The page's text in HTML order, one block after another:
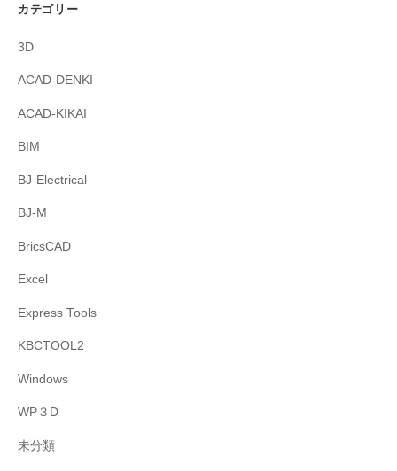
カテゴリー
3D
ACAD-DENKI
ACAD-KIKAI
BIM
BJ-Electrical
BJ-M
BricsCAD
Excel
Express Tools
KBCTOOL2
Windows
WP３D
未分類